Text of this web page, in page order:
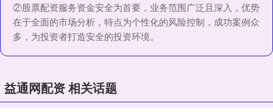
②股票配资服务资金安全为首要，业务范围广泛且深入，优势
在于全面的市场分析，特点为个性化的风险控制，成功案例众
多，为投资者打造安全的投资环境。
益通网配资 相关话题